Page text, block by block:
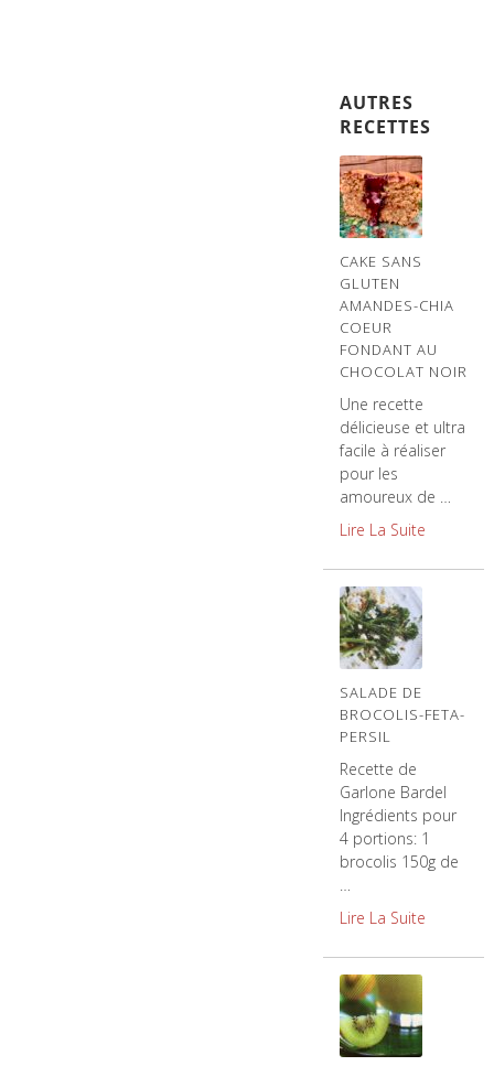
AUTRES
RECETTES
CAKE SANS
GLUTEN
AMANDES-CHIA
COEUR
FONDANT AU
CHOCOLAT NOIR
Une recette
délicieuse et ultra
facile à réaliser
pour les
amoureux de …
Lire La Suite
SALADE DE
BROCOLIS-FETA-
PERSIL
Recette de
Garlone Bardel
Ingrédients pour
4 portions: 1
brocolis 150g de
…
Lire La Suite